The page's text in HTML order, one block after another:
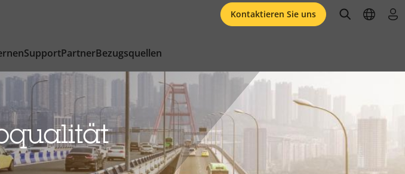
SupportPartnerBezugsquellen
Kontaktieren Sie uns openopen